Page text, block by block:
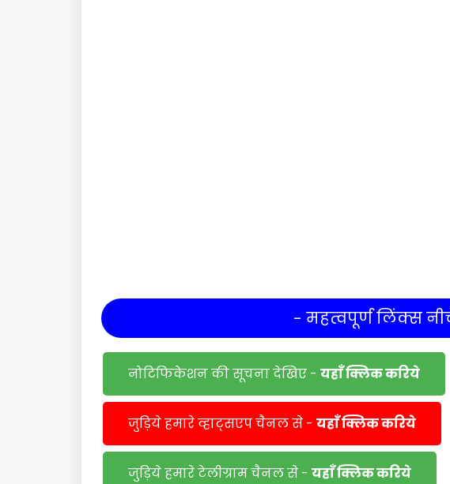
- महत्वपूर्ण लिंक्स
नोटिफिकेशन की सूचना देखिए - यहाँ क्लिक करिये
जुड़िये हमारे व्हाट्सएप चैनल से - यहाँ क्लिक करिये
जुड़िये हमारे टेलीग्राम चैनल से - यहाँ क्लिक करिये